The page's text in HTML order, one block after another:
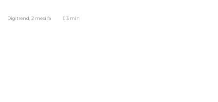
Digitrend,2 mesi fa 3 min